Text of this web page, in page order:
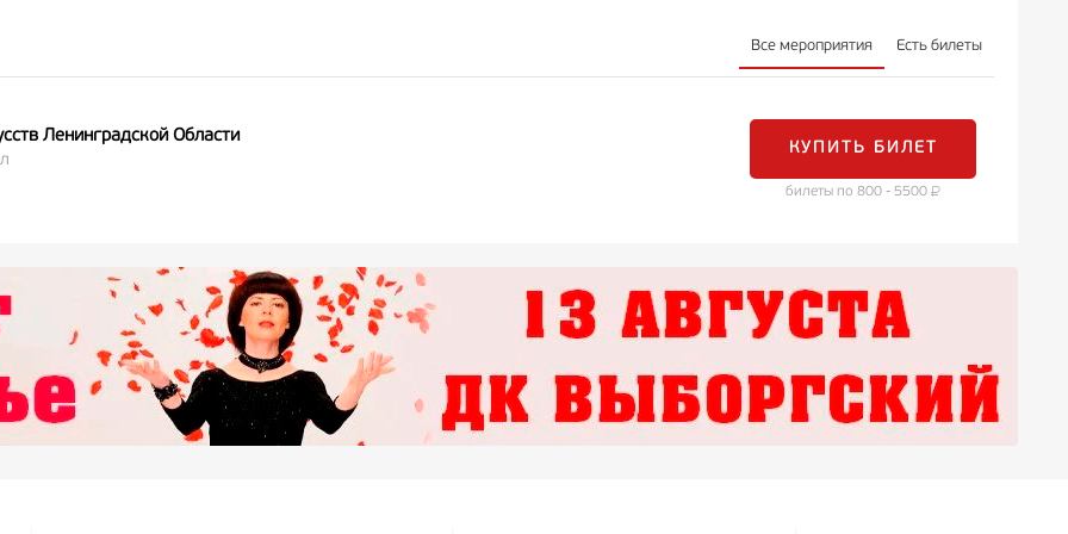
Все мероприятия Есть билеты
Ленинградской Области
КУПИТЬ БИЛЕТ
билеты по 800 - 5500